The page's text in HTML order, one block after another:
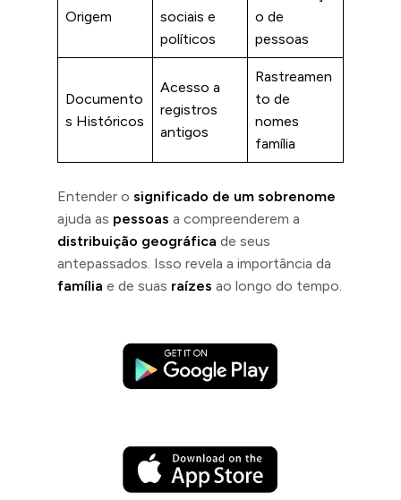
Origem
sociais e
políticos
o de
pessoas
Documento
s Históricos
Acesso a
registros
antigos
Rastreamen
to de
nomes
família
Entender o significado de um sobrenome
ajuda as pessoas a compreenderem a
distribuição geográfica de seus
antepassados. Isso revela a importância da
família e de suas raízes ao longo do tempo.